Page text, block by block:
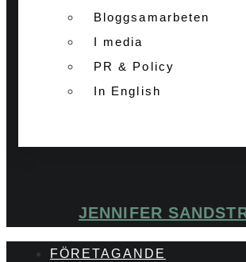
Bloggsamarbeten
I media
PR & Policy
In English
JENNIFER
FÖRETAGANDE